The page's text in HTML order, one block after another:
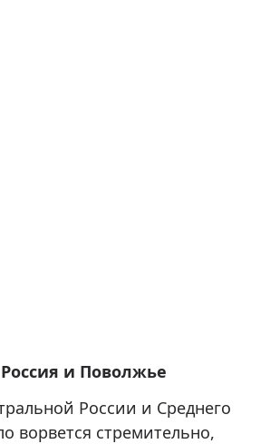
и Поволжье
России и Среднего
ворвется стремительно,